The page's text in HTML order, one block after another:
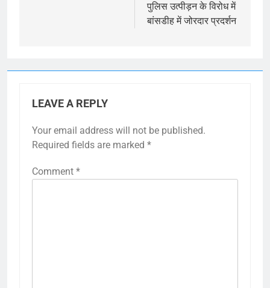
पुलिस उत्पीड़न के विरोध में
बांसडीह में जोरदार प्रदर्शन
LEAVE A REPLY
Your email address will not be published.
Required fields are marked *
Comment *